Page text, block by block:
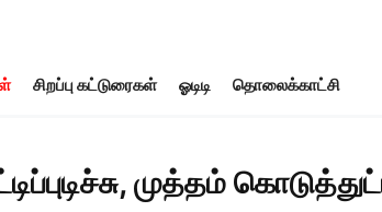
சிறப்பு கட்டுரைகள் ஓடிடி தொலைக்காட்சி
முத்தம்